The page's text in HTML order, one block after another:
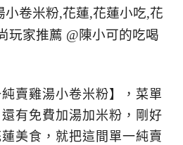
賣雞湯小卷米粉】，菜單
有免費加湯加米粉，剛好
美食，就把這間單一純賣